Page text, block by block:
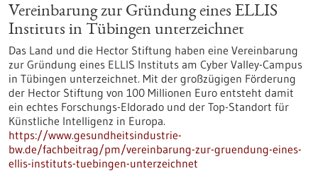
Vereinbarung zur Gründung eines ELLIS
Instituts in Tübingen unterzeichnet
Das Land und die Hector Stiftung haben eine Vereinbarung
zur Gründung eines ELLIS Instituts am Cyber Valley-Campus
in Tübingen unterzeichnet. Mit der großzügigen Förderung
der Hector Stiftung von 100 Millionen Euro entsteht damit
ein echtes Forschungs-Eldorado und der Top-Standort für
Künstliche Intelligenz in Europa.
https://www.gesundheitsindustrie-
bw.de/fachbeitrag/pm/vereinbarung-zur-gruendung-eines-
ellis-instituts-tuebingen-unterzeichnet